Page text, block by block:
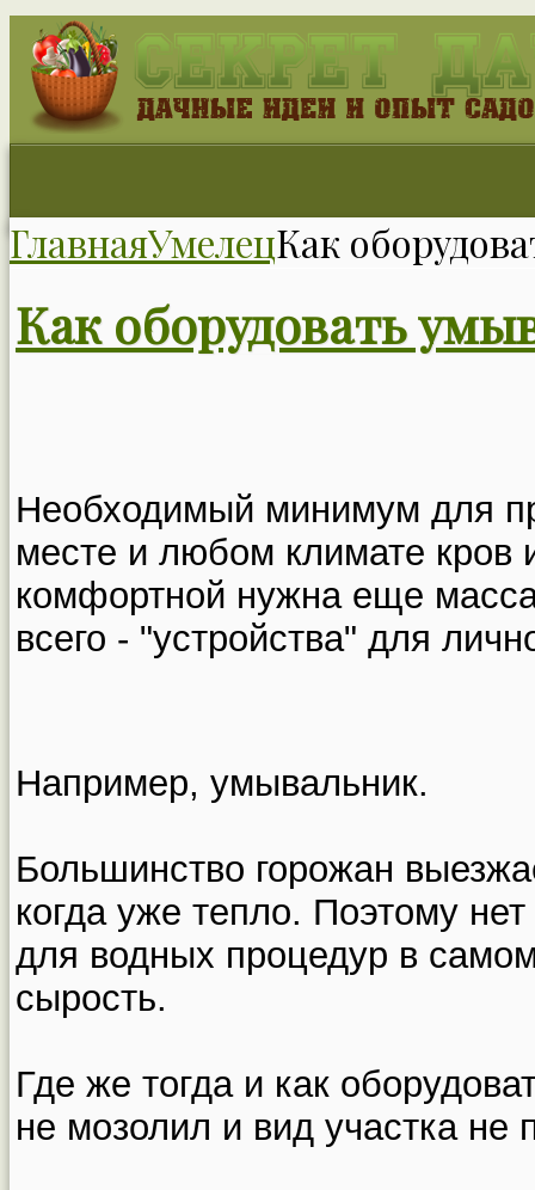
ГлавнаяУмелецКак
Как оборудовать
Необходимый минимум для
месте и любом климате кров
комфортной нужна еще
всего - "устройства" для
Например, умывальник.
Большинство горожан
когда уже тепло. Поэтому
для водных процедур в
сырость.
Где же тогда и как
не мозолил и вид участка не